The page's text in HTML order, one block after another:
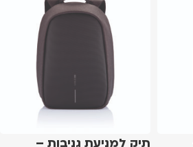
תיק למניעת גניבות –